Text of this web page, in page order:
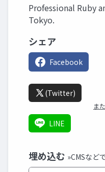
Professional Ruby
Tokyo.
シェア
Facebook
(Twitter)
ま
LINE
埋め込む »CMSなど